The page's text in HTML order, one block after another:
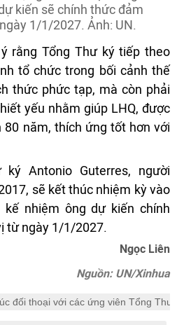
kiến sẽ chính thức đảm
1/1/2027. Ảnh: UN.
rằng Tổng Thư ký tiếp theo
tổ chức trong bối cảnh thế
thức phức tạp, mà còn phải
yếu nhằm giúp LHQ, được
80 năm, thích ứng tốt hơn với
Antonio Guterres, người
sẽ kết thúc nhiệm kỳ vào
nhiệm ông dự kiến chính
từ ngày 1/1/2027.
Ngọc Liên
Nguồn: UN/Xinhua
đối thoại với các ứng viên Tổng Thư